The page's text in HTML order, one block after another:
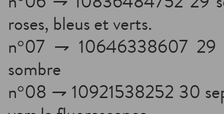
roses, bleus et verts.
n°07 ⇁ 10646338607 29
sombre
n°08 ⇁ 10921538252 30